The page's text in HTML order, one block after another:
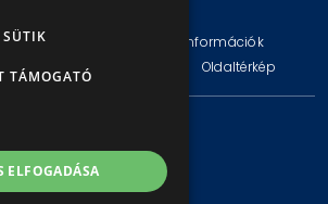
nyilatkozat
Technikai információk
és tájékoztatások
Oldaltérkép
Pf. 11.
Akácfa u. 15.
SÜTIK
TÁMOGATÓ
ELFOGADÁSA